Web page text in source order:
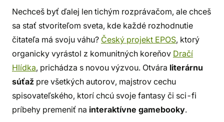
Nechceš byť ďalej len tichým rozprávačom, ale chceš
sa stať stvoriteľom sveta, kde každé rozhodnutie
čitateľa má svoju váhu? Český projekt EPOS, ktorý
organicky vyrástol z komunitných koreňov Dračí
Hlídka, prichádza s novou výzvou. Otvára literárnu
súťaž pre všetkých autorov, majstrov cechu
spisovateľského, ktorí chcú svoje fantasy či sci-fi
príbehy premeniť na interaktívne gamebooky.